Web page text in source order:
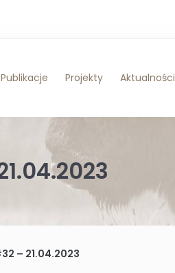
Publikacje Projekty Aktualności
– 21.04.2023